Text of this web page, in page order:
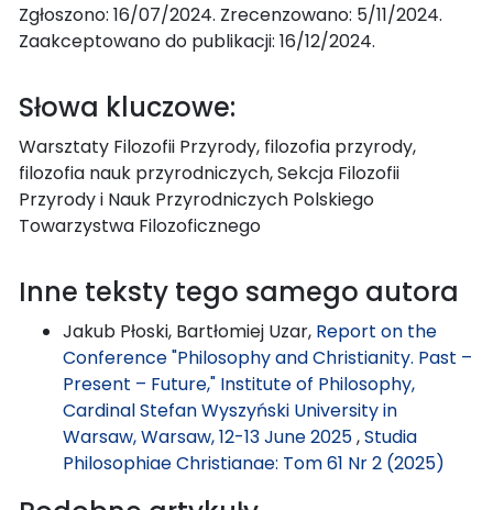
Zgłoszono: 16/07/2024. Zrecenzowano: 5/11/2024.
Zaakceptowano do publikacji: 16/12/2024.
Słowa kluczowe:
Warsztaty Filozofii Przyrody, filozofia przyrody,
filozofia nauk przyrodniczych, Sekcja Filozofii
Przyrody i Nauk Przyrodniczych Polskiego
Towarzystwa Filozoficznego
Inne teksty tego samego autora
Jakub Płoski, Bartłomiej Uzar, Report on the
Conference "Philosophy and Christianity. Past –
Present – Future," Institute of Philosophy,
Cardinal Stefan Wyszyński University in
Warsaw, Warsaw, 12-13 June 2025,Studia
Philosophiae Christianae: Tom 61 Nr 2 (2025)